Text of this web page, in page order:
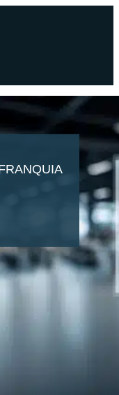
OPORTUNIDADES DE